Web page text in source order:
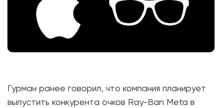
Гурман ранее говорил, что компания планирует
выпустить конкурента очков Ray-Ban Meta в